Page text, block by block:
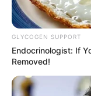
DESTAQUES DO
GLYCOGEN SUPPORT
Endocrinologist: If
Removed!